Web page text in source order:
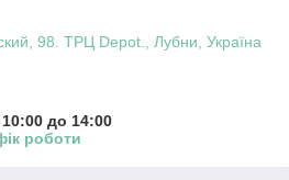
98. ТРЦ Depot., Лубни, Україна
до 14:00
роботи